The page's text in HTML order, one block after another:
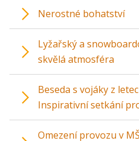
Nerostné bohatství
Lyžařský a
skvělá atmosféra
Beseda s vojáky z
Inspirativní setkání
Omezení provozu v